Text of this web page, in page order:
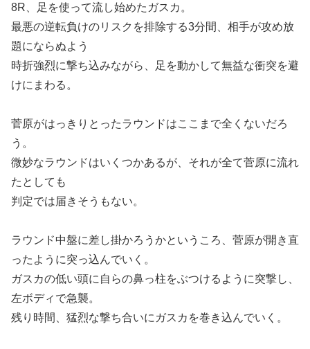
8R、足を使って流し始めたガスカ。
最悪の逆転負けのリスクを排除する3分間、相手が攻め放
題にならぬよう
時折強烈に撃ち込みながら、足を動かして無益な衝突を避
けにまわる。
菅原がはっきりとったラウンドはここまで全くないだろ
う。
微妙なラウンドはいくつかあるが、それが全て菅原に流れ
たとしても
判定では届きそうもない。
ラウンド中盤に差し掛かろうかというころ、菅原が開き直
ったように突っ込んでいく。
ガスカの低い頭に自らの鼻っ柱をぶつけるように突撃し、
左ボディで急襲。
残り時間、猛烈な撃ち合いにガスカを巻き込んでいく。